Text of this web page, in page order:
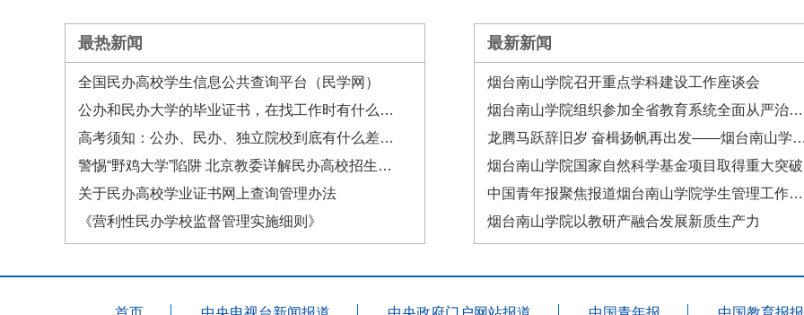
最热新闻
全国民办高校学生信息公共查询平台（民学网）
公办和民办大学的毕业证书，在找工作时有什么差异？
高考须知：公办、民办、独立院校到底有什么差别？
警惕“野鸡大学”陷阱 北京教委详解民办高校招生政策
关于民办高校学业证书网上查询管理办法
《营利性民办学校监督管理实施细则》
最新新闻
烟台南山学院召开重点学科建设工作座谈会
烟台南山学院组织参加全省教育系统全面从严治党工作视频会议
龙腾马跃辞旧岁 奋楫扬帆再出发——烟台
烟台南山学院国家自然科学基金项目取得重大突破
中国青年报聚焦报道烟台南山学院学生管理工作经验做法
烟台南山学院以教研产融合发展新质生产力